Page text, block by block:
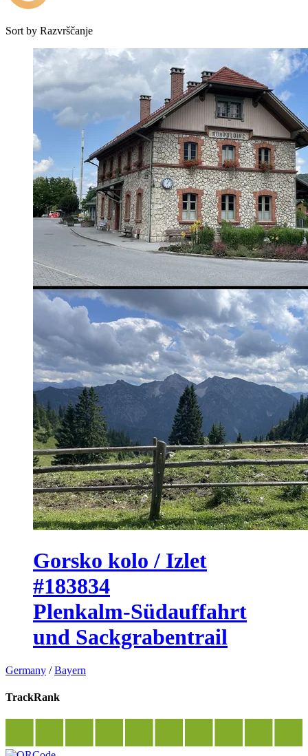
Sort by Razvrščanje
Gorsko kolo / Izlet
#183834
Plenkalm-Südauffahrt
und Sackgrabentrail
Germany /Bayern
TrackRank